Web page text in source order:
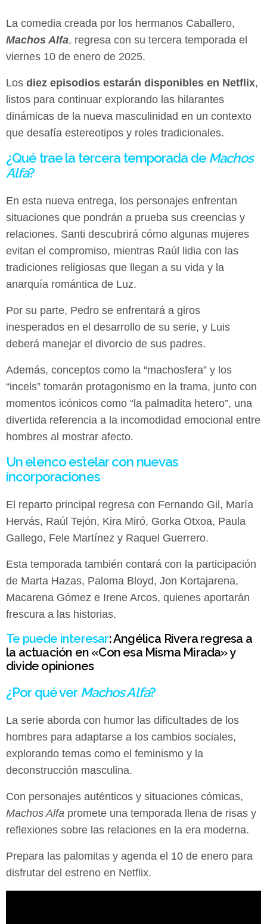
La comedia creada por los hermanos Caballero,
Machos Alfa, regresa con su tercera temporada el
viernes 10 de enero de 2025.
Los diez episodios estarán disponibles en Netflix,
listos para continuar explorando las hilarantes
dinámicas de la nueva masculinidad en un contexto
que desafía estereotipos y roles tradicionales.
¿Qué trae la tercera temporada de Machos
Alfa?
En esta nueva entrega, los personajes enfrentan
situaciones que pondrán a prueba sus creencias y
relaciones. Santi descubrirá cómo algunas mujeres
evitan el compromiso, mientras Raúl lidia con las
tradiciones religiosas que llegan a su vida y la
anarquía romántica de Luz.
Por su parte, Pedro se enfrentará a giros
inesperados en el desarrollo de su serie, y Luis
deberá manejar el divorcio de sus padres.
Además, conceptos como la “machosfera” y los
“incels” tomarán protagonismo en la trama, junto con
momentos icónicos como “la palmadita hetero”, una
divertida referencia a la incomodidad emocional entre
hombres al mostrar afecto.
Un elenco estelar con nuevas
incorporaciones
El reparto principal regresa con Fernando Gil, María
Hervás, Raúl Tejón, Kira Miró, Gorka Otxoa, Paula
Gallego, Fele Martínez y Raquel Guerrero.
Esta temporada también contará con la participación
de Marta Hazas, Paloma Bloyd, Jon Kortajarena,
Macarena Gómez e Irene Arcos, quienes aportarán
frescura a las historias.
Te puede interesar:Angélica Rivera regresa a
la actuación en «Con esa Misma Mirada» y
divide opiniones
¿Por qué ver Machos Alfa?
La serie aborda con humor las dificultades de los
hombres para adaptarse a los cambios sociales,
explorando temas como el feminismo y la
deconstrucción masculina.
Con personajes auténticos y situaciones cómicas,
Machos Alfa promete una temporada llena de risas y
reflexiones sobre las relaciones en la era moderna.
Prepara las palomitas y agenda el 10 de enero para
disfrutar del estreno en Netflix.